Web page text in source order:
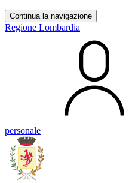
Continua la navigazione
Regione Lombardia
personale